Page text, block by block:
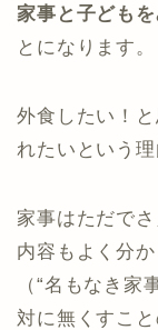
家事と子ども
とになります。
外食したい！
れたいという
家事はただで
内容もよく分
（“名もなき
対に無くすこ